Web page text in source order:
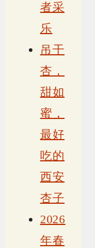
者采
乐
吊干
杏，
甜如
蜜，
最好
吃的
西安
杏子
2026
年春